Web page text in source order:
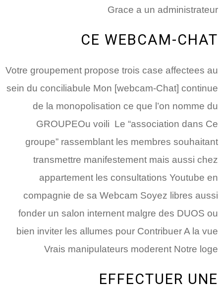
Grace a un administrateur
CE WEBCAM-CHAT
Votre groupement propose trois case affectees au
sein du conciliabule Mon [webcam-Chat] continue
de la monopolisation ce que l’on nomme du
GROUPEOu voili Le “association dans Ce
groupe” rassemblant les membres souhaitant
transmettre manifestement mais aussi chez
appartement les consultations Youtube en
compagnie de sa Webcam Soyez libres aussi
fonder un salon internent malgre des DUOS ou
bien inviter les allumes pour Contribuer A la vue
Vrais manipulateurs moderent Notre loge
EFFECTUER UNE